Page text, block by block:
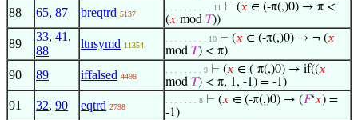
88 65, 87 breqtrd 5137
. . . . . . . . . . 11 ⊢ (𝑥 ∈ (-π(,)0) → π <
(𝑥 mod 𝑇))
89
33, 41 ,
88
ltnsymd 11354
. . . . . . . . . 10 ⊢ (𝑥 ∈ (-π(,)0) → ¬ (𝑥
mod 𝑇) < π)
90 89 iffalsed 4498
. . . . . . . . 9 ⊢ (𝑥 ∈ (-π(,)0) → if((𝑥
mod 𝑇) < π, 1, -1) = -1)
91 32, 90 eqtrd 2798
. . . . . . . 8 ⊢ (𝑥 ∈ (-π(,)0) → (𝐹‘𝑥) =
-1)